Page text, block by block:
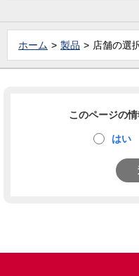
ホーム 製品 店舗の選
このページの
はい